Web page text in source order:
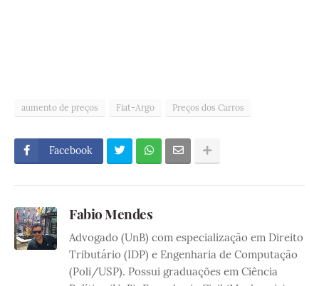
aumento de preços Fiat-Argo Preços dos Carros
Facebook
Fabio Mendes
Advogado (UnB) com especialização em Direito
Tributário (IDP) e Engenharia de Computação
(Poli/USP). Possui graduações em Ciência